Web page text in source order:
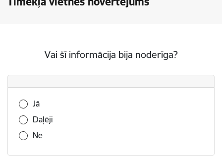
Vai šī informācija bija noderīga?
Vai šī informācija bija noderīga?
Jā
Daļēji
Nē